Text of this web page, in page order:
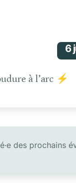
à l’arc ⚡
6
des prochains